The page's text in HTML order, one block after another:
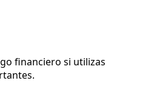
financiero si utilizas